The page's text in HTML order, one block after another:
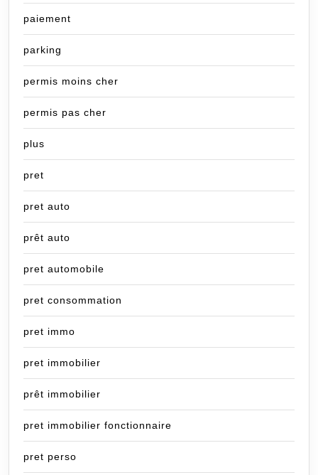
paiement
parking
permis moins cher
permis pas cher
plus
pret
pret auto
prêt auto
pret automobile
pret consommation
pret immo
pret immobilier
prêt immobilier
pret immobilier fonctionnaire
pret perso